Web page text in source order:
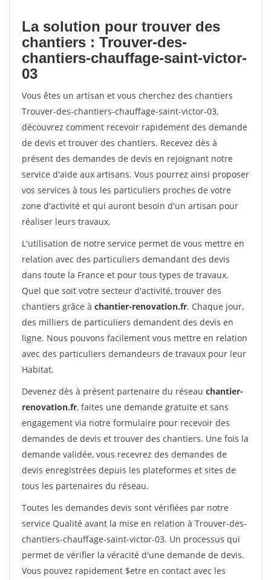
La solution pour trouver des
chantiers : Trouver-des-
chantiers-chauffage-saint-victor-
03
Vous êtes un artisan et vous cherchez des chantiers
Trouver-des-chantiers-chauffage-saint-victor-03,
découvrez comment recevoir rapidement des demande
de devis et trouver des chantiers. Recevez dès à
présent des demandes de devis en rejoignant notre
service d'aide aux artisans. Vous pourrez ainsi proposer
vos services à tous les particuliers proches de votre
zone d'activité et qui auront besoin d'un artisan pour
réaliser leurs travaux.
L'utilisation de notre service permet de vous mettre en
relation avec des particuliers demandant des devis
dans toute la France et pour tous types de travaux.
Quel que soit votre secteur d'activité, trouver des
chantiers grâce à chantier-renovation.fr. Chaque jour,
des milliers de particuliers demandent des devis en
ligne. Nous pouvons facilement vous mettre en relation
avec des particuliers demandeurs de travaux pour leur
Habitat.
Devenez dès à présent partenaire du réseau chantier-
renovation.fr, faites une demande gratuite et sans
engagement via notre formulaire pour recevoir des
demandes de devis et trouver des chantiers. Une fois la
demande validée, vous recevrez des demandes de
devis enregistrées depuis les plateformes et sites de
tous les partenaires du réseau.
Toutes les demandes devis sont vérifiées par notre
service Qualité avant la mise en relation à Trouver-des-
chantiers-chauffage-saint-victor-03. Un processus qui
permet de vérifier la véracité d'une demande de devis.
Vous pouvez rapidement $etre en contact avec les